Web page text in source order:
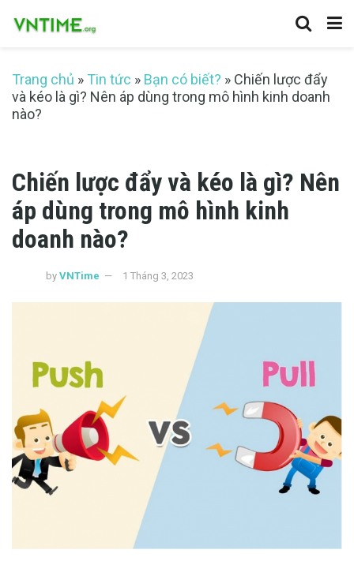
Trang chủ » Tin tức » Bạn có biết? » Chiến lược đẩy
và kéo là gì? Nên áp dùng trong mô hình kinh doanh
nào?
Chiến lược đẩy và kéo là gì? Nên
áp dùng trong mô hình kinh
doanh nào?
by VNTime 1 Tháng 3, 2023